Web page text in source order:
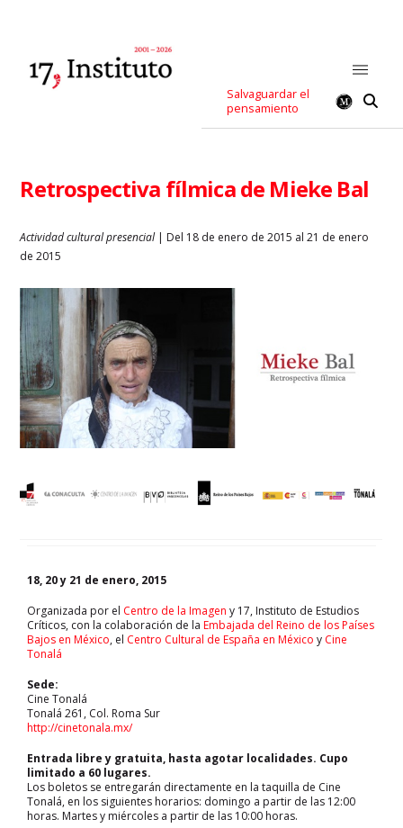
Salvaguardar el
pensamiento
Retrospectiva fílmica de Mieke Bal
Actividad cultural presencial| Del 18 de enero de 2015 al 21 de enero
de 2015
18, 20 y 21 de enero, 2015
Organizada por el Centro de la Imagen y 17, Instituto de Estudios
Críticos, con la colaboración de la Embajada del Reino de los Países
Bajos en México, el Centro Cultural de España en México y Cine
Tonalá
Sede:
Cine Tonalá
Tonalá 261, Col. Roma Sur
http://cinetonala.mx/
Entrada libre y gratuita, hasta agotar localidades. Cupo
limitado a 60 lugares.
Los boletos se entregarán directamente en la taquilla de Cine
Tonalá, en los siguientes horarios: domingo a partir de las 12:00
horas. Martes y miércoles a partir de las 10:00 horas.